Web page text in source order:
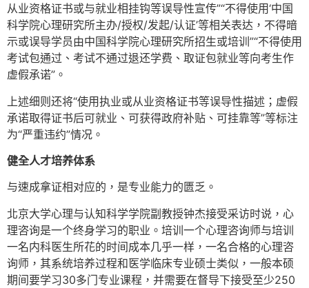
从业资格证书或与就业相挂钩等误导性宣传”“不得使用‘中国
科学院心理研究所主办/授权/发起/认证’等相关表达，不得暗
示或误导学员由中国科学院心理研究所招生或培训”“不得使用
考试包通过、考试不通过退还学费、取证包就业等向考生作
虚假承诺”。
上述细则还将“使用执业或从业资格证书等误导性描述；虚假
承诺取得证书后可就业、可获得政府补贴、可挂靠等”等标注
为“严重违约”情况。
健全人才培养体系
与速成拿证相对应的，是专业能力的匮乏。
北京大学心理与认知科学学院副教授钟杰接受采访时说，心
理咨询是一个终身学习的职业。培训一个心理咨询师与培训
一名内科医生所花的时间成本几乎一样，一名合格的心理咨
询师，其系统培养过程和医学临床专业硕士类似，一般本硕
期间要学习30多门专业课程，并需要在督导下接受至少250